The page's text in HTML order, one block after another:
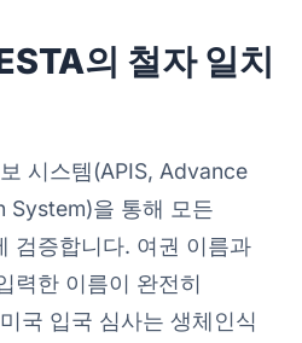
의 철자 일치
시스템(APIS, Advance
System)을 통해 모든
검증합니다. 여권 이름과
력한 이름이 완전히
국 입국 심사는 생체인식